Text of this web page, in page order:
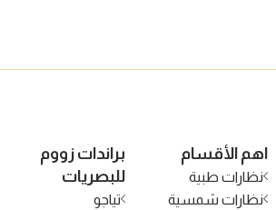
اهم الأقسام
نظارات طبية
نظارات شمسية
براندات زووم
للبصريات
تياجو